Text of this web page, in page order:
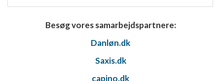
Besøg vores samarbejdspartnere:
Danløn.dk
Saxis.dk
capino.dk